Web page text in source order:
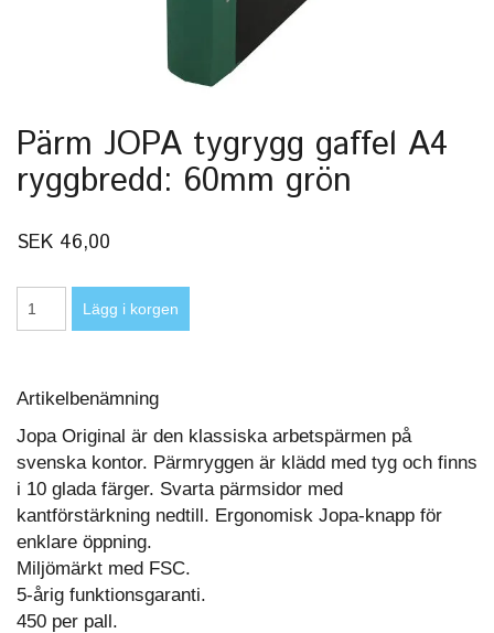
Pärm JOPA tygrygg gaffel A4
ryggbredd: 60mm grön
SEK 46,00
Artikelbenämning
Jopa Original är den klassiska arbetspärmen på
svenska kontor. Pärmryggen är klädd med tyg och finns
i 10 glada färger. Svarta pärmsidor med
kantförstärkning nedtill. Ergonomisk Jopa-knapp för
enklare öppning.
Miljömärkt med FSC.
5-årig funktionsgaranti.
450 per pall.